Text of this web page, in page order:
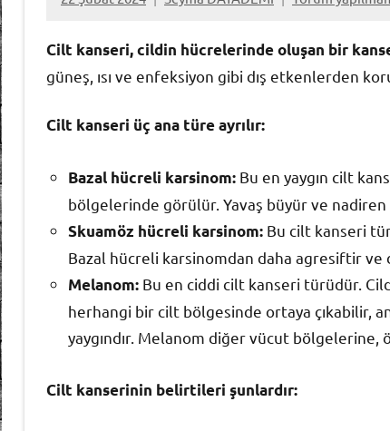
Cilt kanseri, cildin hücrelerinde oluşan bir
güneş, ısı ve enfeksiyon gibi dış etkenlerden
Cilt kanseri üç ana türe ayrılır:
Bazal hücreli karsinom: Bu en yaygın cilt
bölgelerinde görülür. Yavaş büyür ve nadiren
Skuamöz hücreli karsinom: Bu cilt kanseri
Bazal hücreli karsinomdan daha agresiftir ve
Melanom: Bu en ciddi cilt kanseri türüdür.
herhangi bir cilt bölgesinde ortaya çıkabilir,
yaygındır. Melanom diğer vücut bölgelerine,
Cilt kanserinin belirtileri şunlardır: